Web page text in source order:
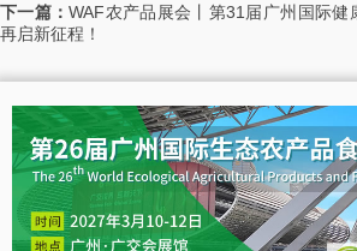
下一篇：WAF农产品展会丨第31届广州国际健
再启新征程！